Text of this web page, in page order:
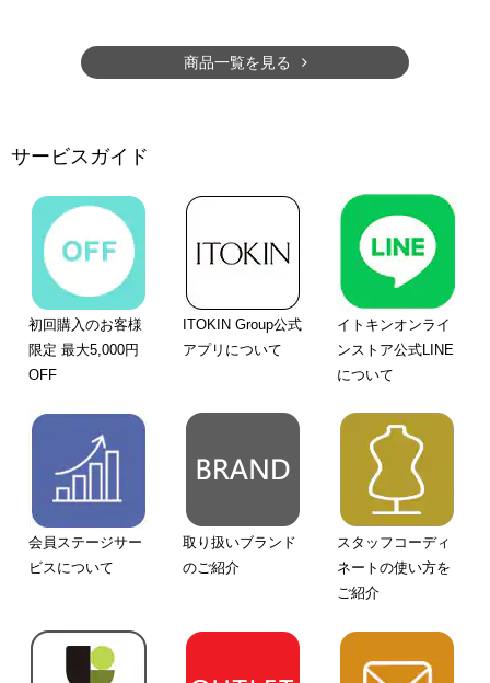
商品一覧を見る
サービスガイド
初回購入のお客様
限定 最大5,000円
OFF
ITOKIN Group公式
アプリについて
イトキンオンライ
ンストア公式LINE
について
会員ステージサー
ビスについて
取り扱いブランド
のご紹介
スタッフコーディ
ネートの使い方を
ご紹介